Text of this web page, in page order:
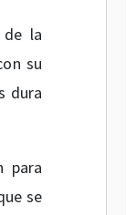
de la
su
dura
para
se